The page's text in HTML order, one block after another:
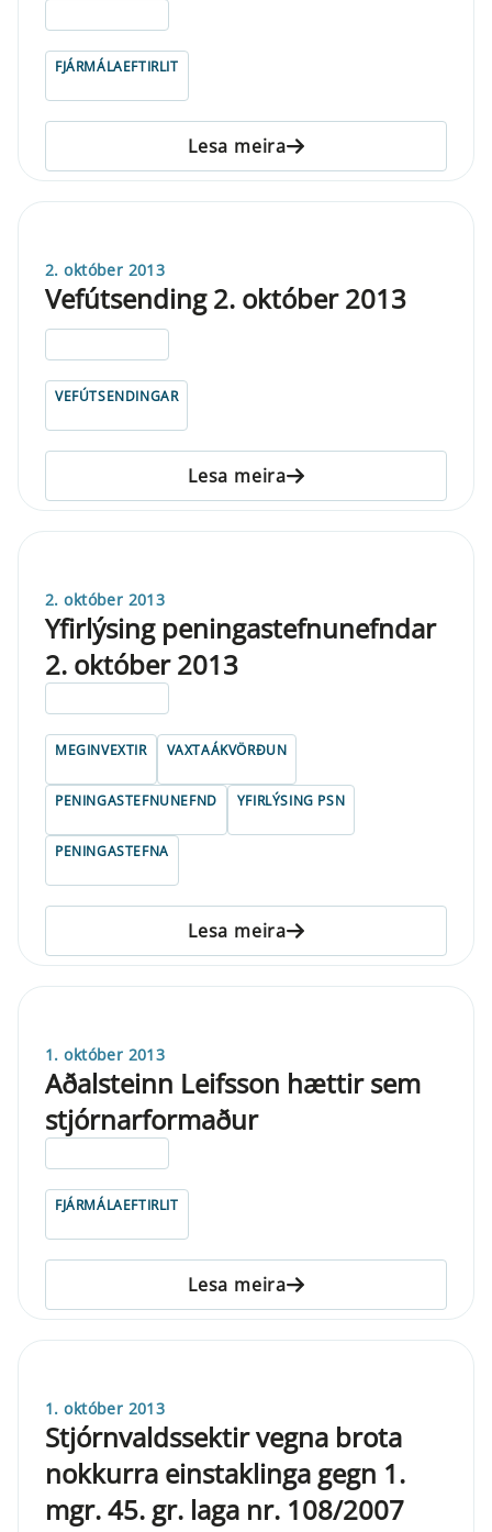
FJÁRMÁLAEFTIRLIT
Lesa meira
2. október 2013
Vefútsending 2. október 2013
VEFÚTSENDINGAR
Lesa meira
2. október 2013
Yfirlýsing peningastefnunefndar
2. október 2013
MEGINVEXTIR VAXTAÁKVÖRÐUN
PENINGASTEFNUNEFND YFIRLÝSING PSN
PENINGASTEFNA
Lesa meira
1. október 2013
Aðalsteinn Leifsson hættir sem
stjórnarformaður
FJÁRMÁLAEFTIRLIT
Lesa meira
1. október 2013
Stjórnvaldssektir vegna brota
nokkurra einstaklinga gegn 1.
mgr. 45. gr. laga nr. 108/2007